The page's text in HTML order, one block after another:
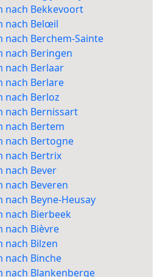
nach Bekkevoort
nach Belœil
nach Berchem-Sainte
nach Beringen
nach Berlaar
nach Berlare
nach Berloz
nach Bernissart
nach Bertem
nach Bertogne
nach Bertrix
nach Bever
nach Beveren
Beyne-Heusay
nach Bierbeek
nach Bièvre
nach Bilzen
nach Binche
nach Blankenberge